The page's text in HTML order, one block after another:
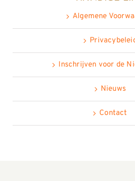
Algemene
Inschrijven voor de
Nieuws
Contact